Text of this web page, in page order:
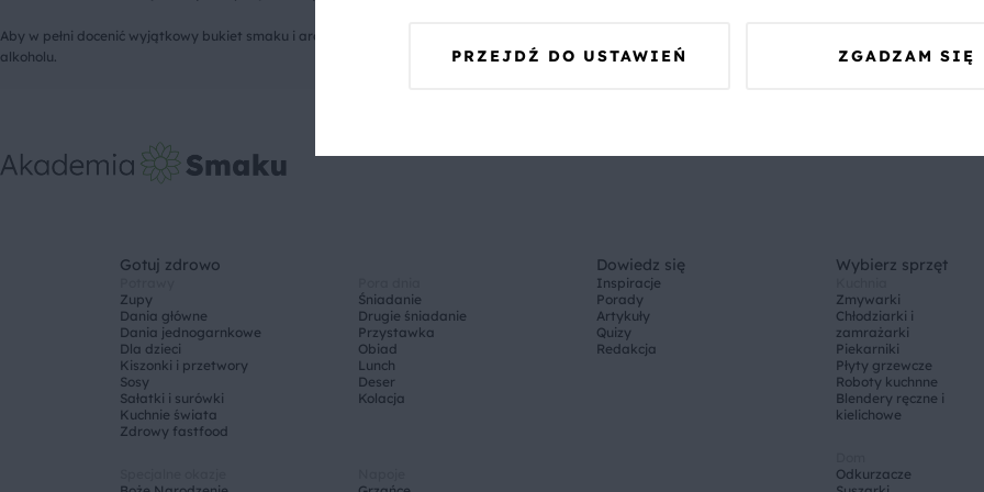
Aby w pełni docenić wyjątkowy bukiet smaku i aromatu, warto posmakować samego likieru (bez dodatków), a następnie skusić się na jedną z
alkoholu.
Gotuj zdrowo
Zupy
Dania główne
Dania jednogarnkowe
Dla dzieci
Kiszonki i przetwory
Sosy
Sałatki i surówki
Kuchnie świata
Zdrowy fastfood
Śniadanie
Drugie śniadanie
Przystawka
Obiad
Lunch
Deser
Kolacja
Dowiedz się
Inspiracje
Porady
Artykuły
Quizy
Redakcja
Wybierz sprzęt
Zmywarki
Chłodziarki i
zamrażarki
Piekarniki
Płyty grzewcze
Roboty kuchnne
Blendery ręczne i
kielichowe
Odkurzacze
PRZEJDŹ DO USTAWIEŃ ZGADZAM SIĘ